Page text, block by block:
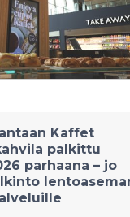
Kaffet
palkittu
parhaana – jo